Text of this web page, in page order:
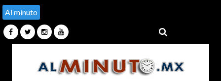
Al minuto